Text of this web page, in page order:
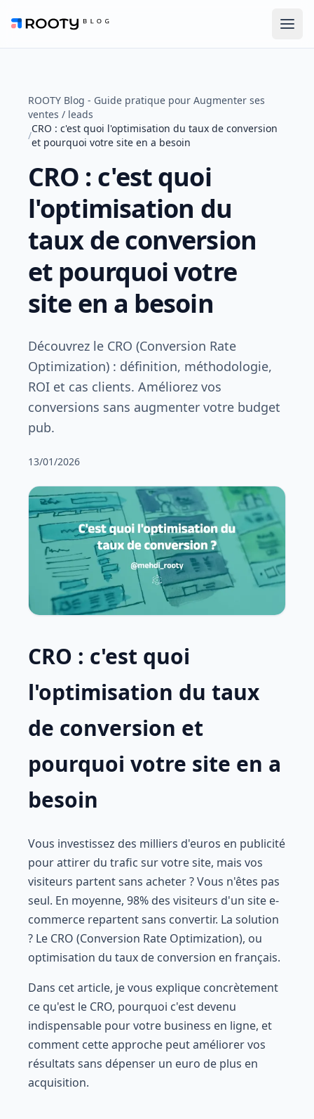
ROOTY Blog
ROOTY Blog - Guide pratique pour Augmenter ses
ventes / leads
/
CRO : c'est quoi l'optimisation du taux de conversion
et pourquoi votre site en a besoin
CRO : c'est quoi
l'optimisation du
taux de conversion
et pourquoi votre
site en a besoin
Découvrez le CRO (Conversion Rate
Optimization) : définition, méthodologie,
ROI et cas clients. Améliorez vos
conversions sans augmenter votre budget
pub.
13/01/2026
CRO : c'est quoi
l'optimisation du taux
de conversion et
pourquoi votre site en a
besoin
Vous investissez des milliers d'euros en publicité
pour attirer du trafic sur votre site, mais vos
visiteurs partent sans acheter ? Vous n'êtes pas
seul. En moyenne, 98% des visiteurs d'un site e-
commerce repartent sans convertir. La solution
? Le CRO (Conversion Rate Optimization), ou
optimisation du taux de conversion en français.
Dans cet article, je vous explique concrètement
ce qu'est le CRO, pourquoi c'est devenu
indispensable pour votre business en ligne, et
comment cette approche peut améliorer vos
résultats sans dépenser un euro de plus en
acquisition.